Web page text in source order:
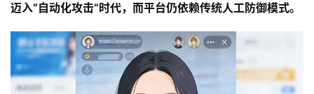
迈入“自动化攻击”时代，而平台仍依赖传统人工防御模式。